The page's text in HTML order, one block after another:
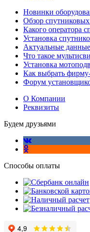
Новинки
Обзор спутниковых
Какого оператора
Установка
Актуальные
Что такое
Установка
Как выбрать
Форум
О Компании
Реквизиты
Будем друзьями
Способы оплаты